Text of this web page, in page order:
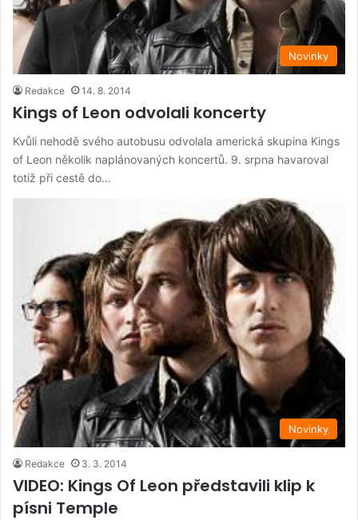
Novinky
Redakce 14. 8. 2014
Kings of Leon odvolali koncerty
Kvůli nehodě svého autobusu odvolala americká skupina Kings
of Leon několik naplánovaných koncertů. 9. srpna havaroval
totiž při cestě do…
Novinky
Redakce 3. 3. 2014
VIDEO: Kings Of Leon představili klip k
písni Temple